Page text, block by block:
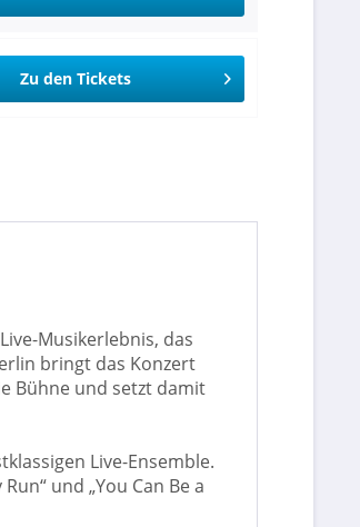
Zu den Tickets
Musikerlebnis, das
bringt das Konzert
Bühne und setzt damit
Live-Ensemble.
und „You Can Be a